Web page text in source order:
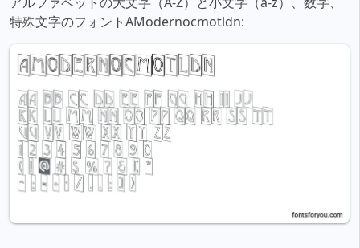
特殊文字のフォントAModernocmotldn: